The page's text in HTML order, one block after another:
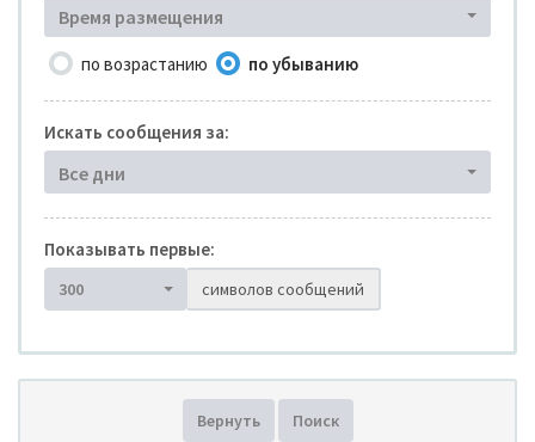
Время размещения
по возрастанию по убыванию
Искать сообщения за:
Все дни
Показывать первые:
300 символов сообщений
Вернуть Поиск